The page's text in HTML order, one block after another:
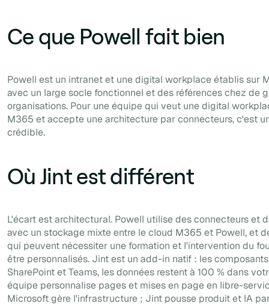
Ce que Powell fait bien
Powell est un intranet et une digital workplace établis sur
avec un large socle fonctionnel et des références chez de
organisations. Pour une équipe qui veut une digital
M365 et accepte une architecture par connecteurs, c'est
crédible.
Où Jint est différent
L'écart est architectural. Powell utilise des connecteurs et
avec un stockage mixte entre le cloud M365 et Powell, et
qui peuvent nécessiter une formation et l'intervention du
être personnalisés. Jint est un add-in natif : les
SharePoint et Teams, les données restent à 100 % dans
équipe personnalise pages et mises en page en libre-
Microsoft gère l'infrastructure ; Jint pousse produit et IA